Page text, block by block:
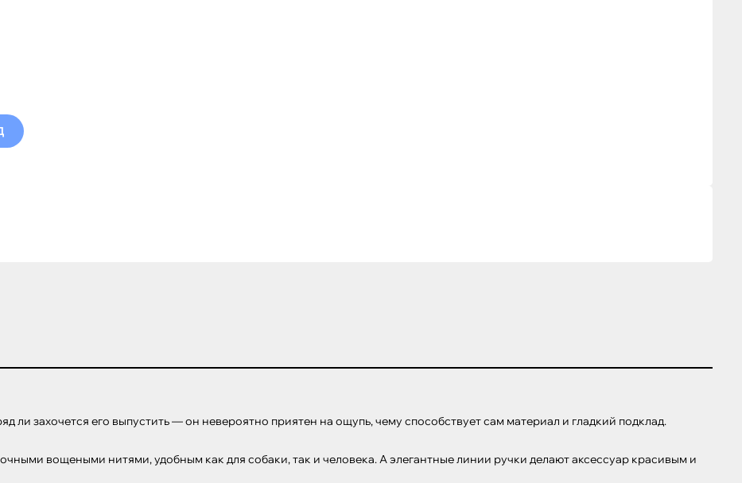
ли захочется его выпустить — он невероятно приятен на ощупь, чему способствует сам материал и гладкий подклад.
вощеными нитями, удобным как для собаки, так и человека. А элегантные линии ручки делают аксессуар красивым и